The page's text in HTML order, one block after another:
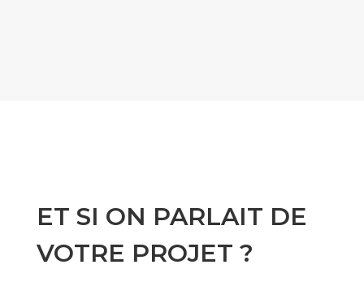
ET SI ON PARLAIT DE
VOTRE PROJET ?